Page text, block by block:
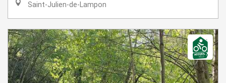
Saint-Julien-de-Lampon